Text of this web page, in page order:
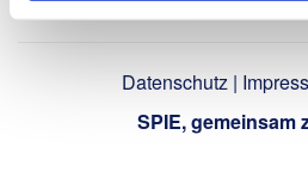
Datenschutz|
SPIE, gemeinsam